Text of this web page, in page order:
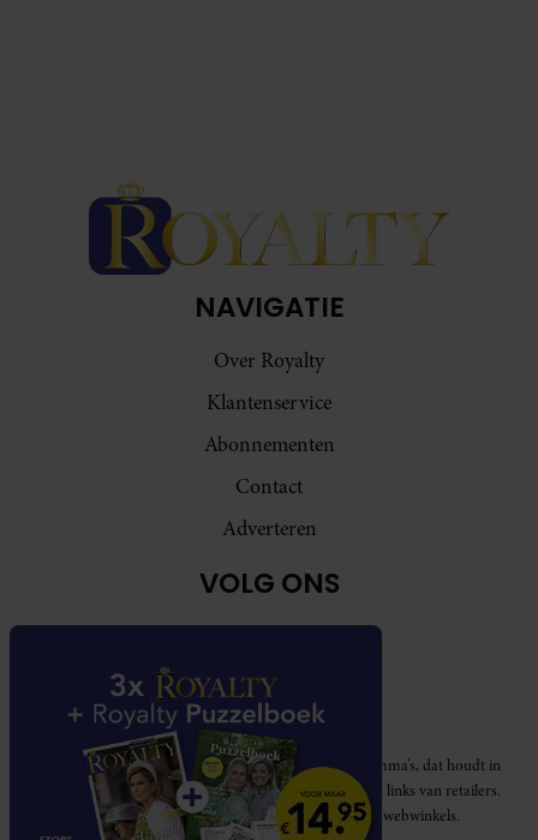
NAVIGATIE
Over Royalty
Klantenservice
Abonnementen
Contact
Adverteren
VOLG ONS
Royalty participeert in diverse affiliate marketing programma’s, dat houdt in
dat Royalty commissies ontvangt voor aankopen middels links van retailers.
Deze website wordt niet gesponsord door de genoemde webwinkels.